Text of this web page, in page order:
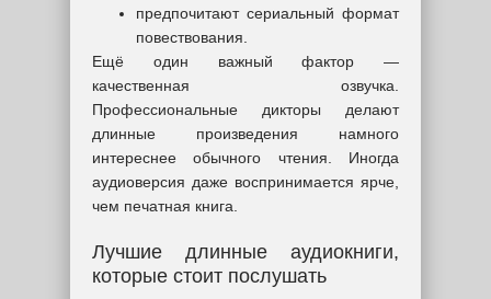
предпочитают сериальный формат
повествования.
Ещё один важный фактор —
качественная озвучка.
Профессиональные дикторы делают
длинные произведения намного
интереснее обычного чтения. Иногда
аудиоверсия даже воспринимается ярче,
чем печатная книга.
Лучшие длинные аудиокниги,
которые стоит послушать